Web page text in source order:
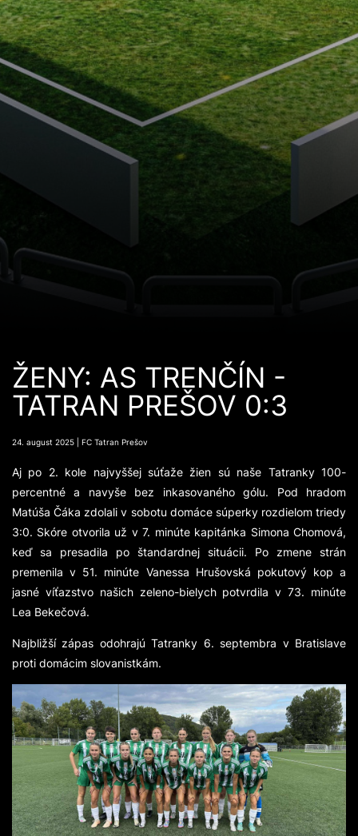
ŽENY: AS TRENČÍN -
TATRAN PREŠOV 0:3
24. august 2025 | FC Tatran Prešov
Aj po 2. kole najvyššej súťaže žien sú naše Tatranky 100-
percentné a navyše bez inkasovaného gólu. Pod hradom
Matúša Čáka zdolali v sobotu domáce súperky rozdielom triedy
3:0. Skóre otvorila už v 7. minúte kapitánka Simona Chomová,
keď sa presadila po štandardnej situácii. Po zmene strán
premenila v 51. minúte Vanessa Hrušovská pokutový kop a
jasné víťazstvo našich zeleno-bielych potvrdila v 73. minúte
Lea Bekečová.
Najbližší zápas odohrajú Tatranky 6. septembra v Bratislave
proti domácim slovanistkám.